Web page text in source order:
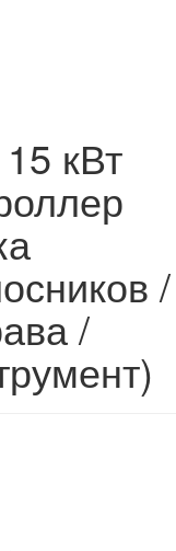
кВт
/
/